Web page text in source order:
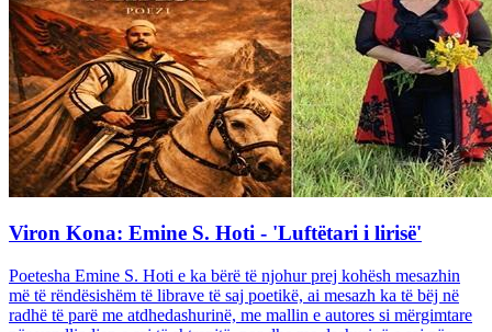
Viron Kona: Emine S. Hoti - 'Luftëtari i lirisë'
Poetesha Emine S. Hoti e ka bërë të njohur prej kohësh mesazhin
më të rëndësishëm të librave të saj poetikë, ai mesazh ka të bëj në
radhë të parë me atdhedashurinë, me mallin e autores si mërgimtare